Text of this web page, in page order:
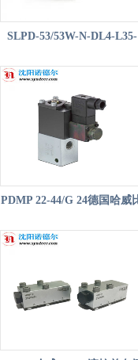
SLPD-53/53W-N-DL4-L35-
S4S-0哈威柱塞泵hawe
PDMP 22-44/G 24德国哈威
例溢流阀-hawe